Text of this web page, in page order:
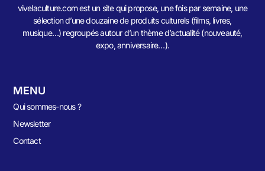
vivelaculture.com est un site qui propose, une fois par semaine, une
sélection d’une douzaine de produits culturels (films, livres,
musique…) regroupés autour d’un thème d’actualité (nouveauté,
expo, anniversaire…).
MENU
Qui sommes-nous ?
Newsletter
Contact